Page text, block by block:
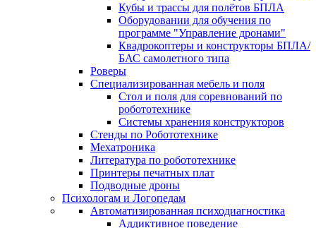
Кубы и трассы для полётов БПЛА
Оборудовании для обучения по
программе "Управление дронами"
Квадрокоптеры и конструкторы БПЛА/
БАС самолетного типа
Роверы
Специализированная мебель и поля
Стол и поля для соревнований по
робототехнике
Системы хранения конструкторов
Стенды по Робототехнике
Мехатроника
Литература по робототехнике
Принтеры печатных плат
Подводные дроны
Психологам и Логопедам
Автоматизированная психодиагностика
Аддиктивное поведение